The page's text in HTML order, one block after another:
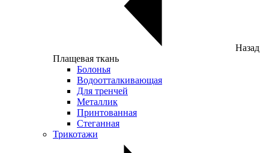
Назад
Плащевая ткань
Болонья
Водоотталкивающая
Для тренчей
Металлик
Принтованная
Стеганная
Трикотажи